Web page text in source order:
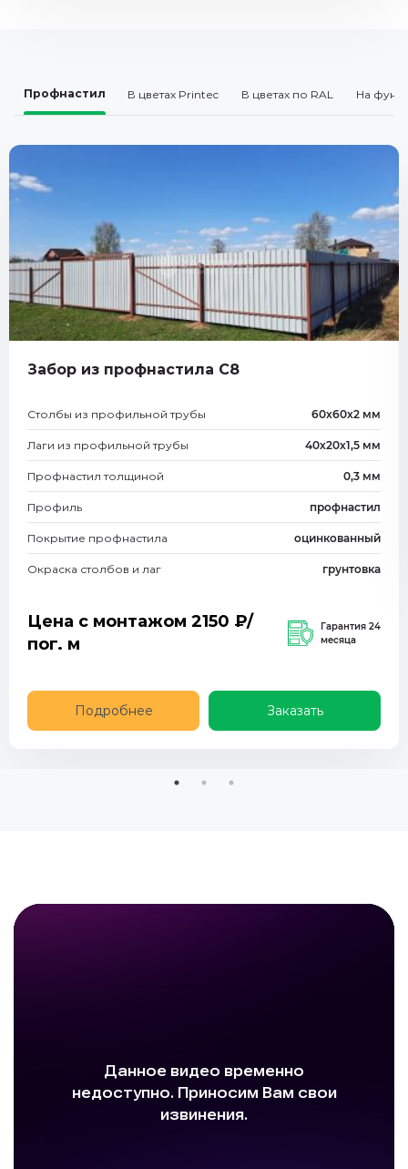
Профнастил В цветах Printec В цветах по RAL На
Забор из профнастила С8
Столбы из профильной трубы 60х60х2 мм
Лаги из профильной трубы 40х20х1,5 мм
Профнастил толщиной 0,3 мм
Профиль профнастил
Покрытие профнастила оцинкованный
Окраска столбов и лаг грунтовка
Цена с монтажом 2150 ₽/
пог. м
Гарантия 24
месяца
Подробнее Заказать